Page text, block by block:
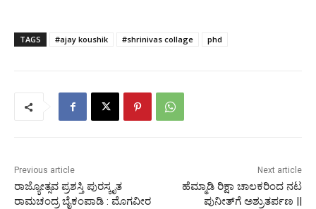
TAGS #ajay koushik #shrinivas collage phd
Previous article
ರಾಜ್ಯೋತ್ಸವ ಪ್ರಶಸ್ತಿ ಪುರಸ್ಕೃತ
ರಾಮಚಂದ್ರ ಬೈಕಂಪಾಡಿ : ಮೊಗವೀರ
Next article
ಹೆಮ್ಮಾಡಿ ರಿಕ್ಷಾ ಚಾಲಕರಿಂದ ನಟ
ಪುನೀತ್‍ಗೆ ಅಶ್ರುತರ್ಪಣ ||